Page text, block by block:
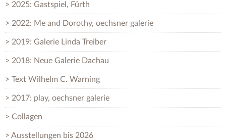
2025: Gastspiel, Fürth
2022: Me and Dorothy, oechsner galerie
2019: Galerie Linda Treiber
2018: Neue Galerie Dachau
Text Wilhelm C. Warning
2017: play, oechsner galerie
Collagen
Ausstellungen bis 2026